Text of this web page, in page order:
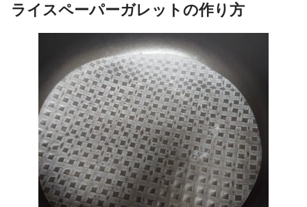
ライスペーパーガレットの作り方